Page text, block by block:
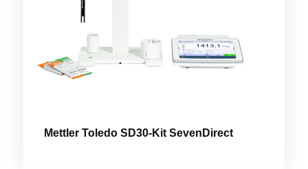
Mettler Toledo SD30-Kit SevenDirect